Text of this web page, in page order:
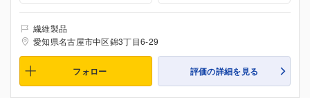
繊維製品
愛知県名古屋市中区錦3丁目6-29
フォロー 評価の詳細を見る